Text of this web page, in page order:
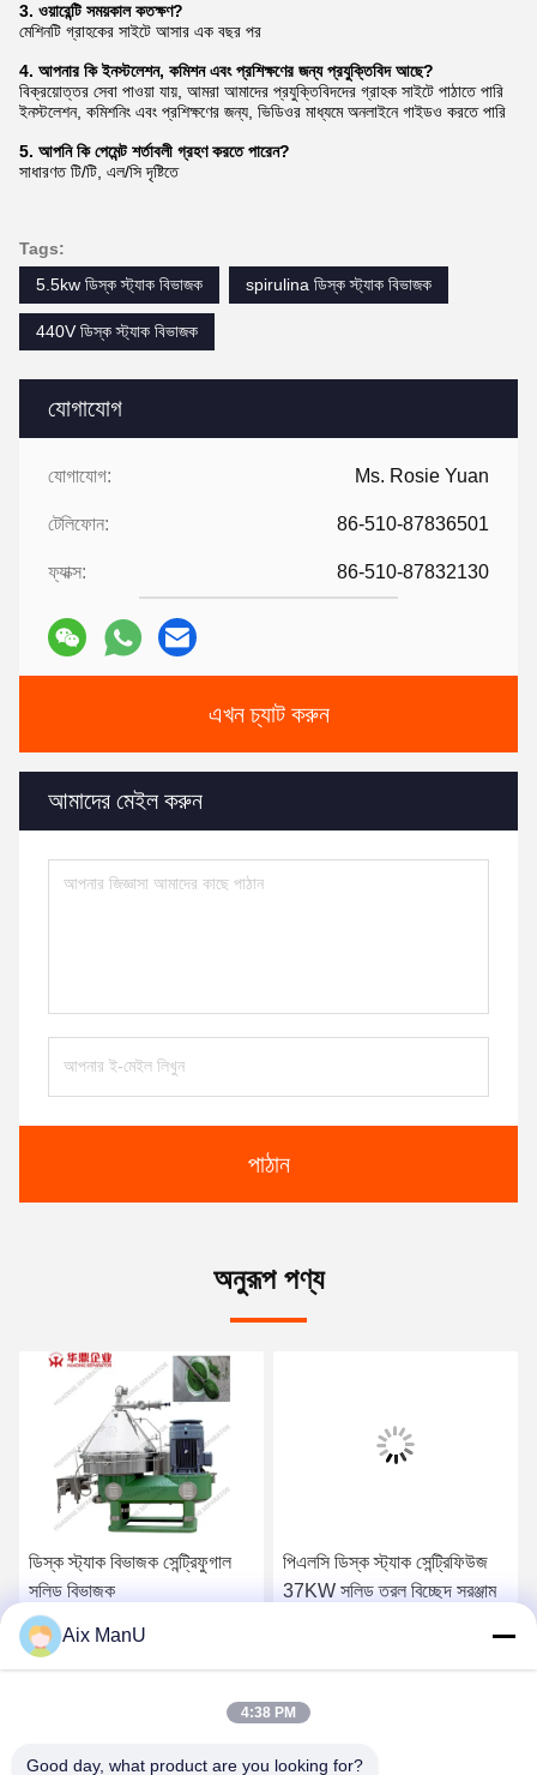
যোগাযোগ
যোগাযোগ: Ms. Rosie Yuan
টেলিফোন: 86-510-87836501
ফ্যাক্স: 86-510-87832130
এখন চ্যাট করুন
আমাদের মেইল ​​করুন
পাঠান
3. ওয়ারেন্টি সময়কাল কতক্ষণ?
মেশিনটি গ্রাহকের সাইটে আসার এক বছর পর
4. আপনার কি ইনস্টলেশন, কমিশন এবং প্রশিক্ষণের জন্য প্রযুক্তিবিদ আছে?
বিক্রয়োত্তর সেবা পাওয়া যায়, আমরা আমাদের প্রযুক্তিবিদদের গ্রাহক সাইটে পাঠাতে পারি
ইনস্টলেশন, কমিশনিং এবং প্রশিক্ষণের জন্য, ভিডিওর মাধ্যমে অনলাইনে গাইডও করতে পারি
5. আপনি কি পেমেন্ট শর্তাবলী গ্রহণ করতে পারেন?
সাধারণত টি/টি, এল/সি দৃষ্টিতে
Tags:
5.5kw ডিস্ক স্ট্যাক বিভাজক
spirulina ডিস্ক স্ট্যাক বিভাজক
440V ডিস্ক স্ট্যাক বিভাজক
অনুরূপ পণ্য
ডিস্ক স্ট্যাক বিভাজক সেন্ট্রিফুগাল
সলিড বিভাজক
সেরা দাম পান
পিএলসি ডিস্ক স্ট্যাক সেন্ট্রিফিউজ
37KW সলিড তরল বিচ্ছেদ সরঞ্জাম
সেরা দাম পান
Aix ManU
4:38 PM
Good day, what product are you looking for?